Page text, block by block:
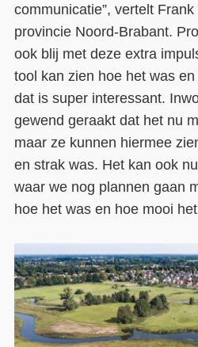
communicatie”, vertelt
provincie Noord-Brabant.
ook blij met deze extra
tool kan zien hoe het was
dat is super interessant.
gewend geraakt dat het nu
maar ze kunnen hiermee
en strak was. Het kan ook
waar we nog plannen gaan
hoe het was en hoe mooi